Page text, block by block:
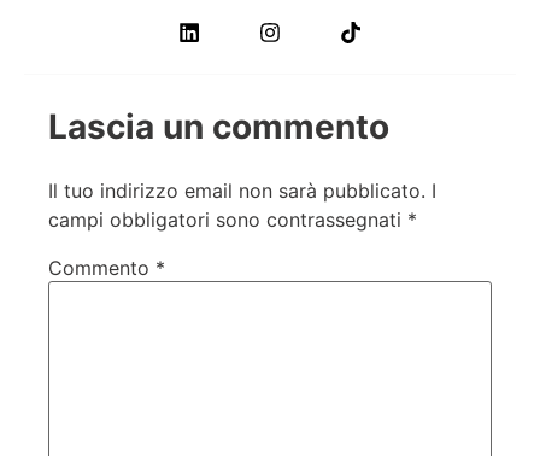
Lascia un commento
Il tuo indirizzo email non sarà pubblicato. I
campi obbligatori sono contrassegnati *
Commento *